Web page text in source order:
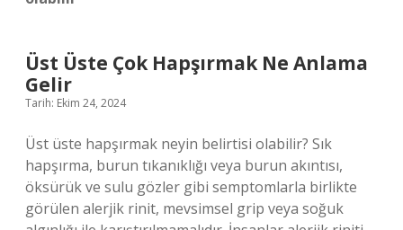
Üst Üste Çok Hapşırmak Ne Anlama
Gelir
Tarih: Ekim 24, 2024
Üst üste hapşırmak neyin belirtisi olabilir? Sık
hapşırma, burun tıkanıklığı veya burun akıntısı,
öksürük ve sulu gözler gibi semptomlarla birlikte
görülen alerjik rinit, mevsimsel grip veya soğuk